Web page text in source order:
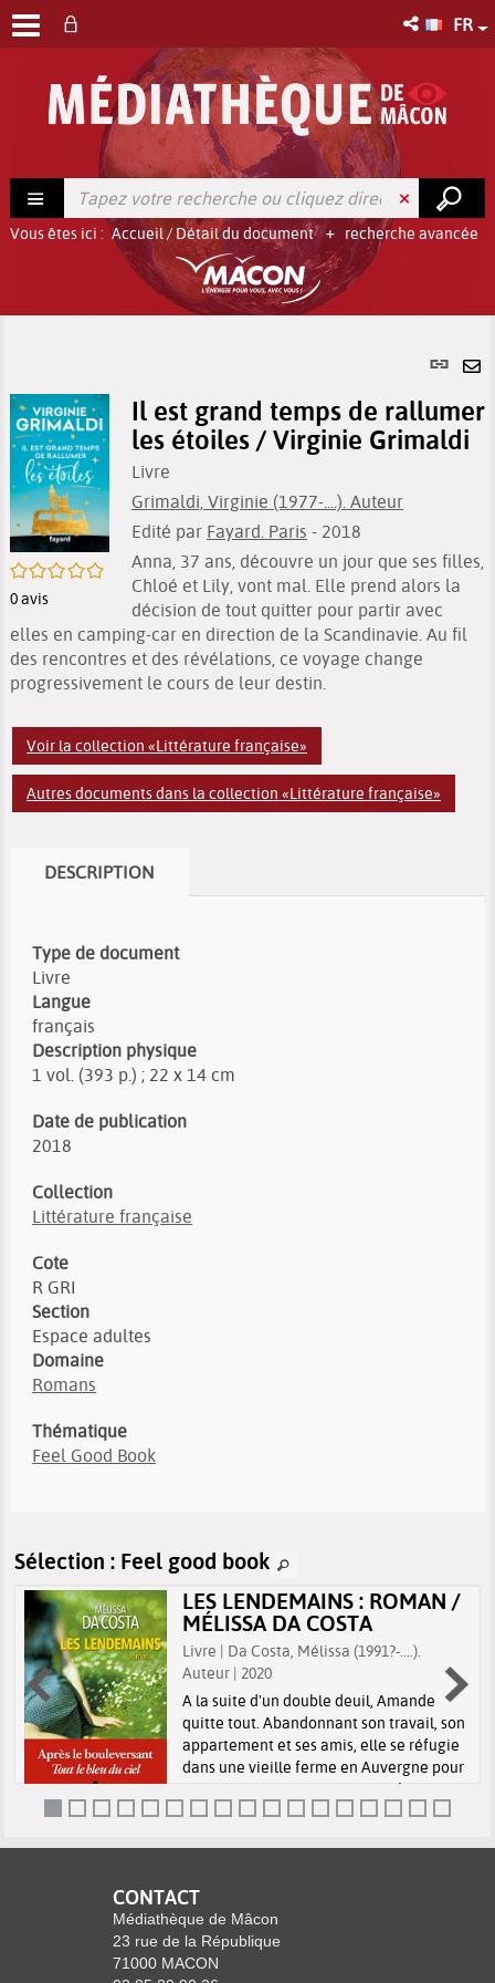
FR
recherche avancée
Vous êtes ici : Accueil/ Détail du document
Lien
/5
0avis
Il est grand temps de rallumer
les étoiles / Virginie Grimaldi
Livre
Grimaldi, Virginie (1977-....). Auteur
Edité par Fayard. Paris - 2018
Anna, 37 ans, découvre un jour que ses filles,
Chloé et Lily, vont mal. Elle prend alors la
décision de tout quitter pour partir avec
elles en camping-car en direction de la Scandinavie. Au fil
des rencontres et des révélations, ce voyage change
progressivement le cours de leur destin.
Voir la collection «Littérature française»
Autres documents dans la collection «Littérature française»
DESCRIPTION
Type de document
Livre
Langue
français
Description physique
1 vol. (393 p.) ; 22 x 14 cm
Date de publication
2018
Collection
Littérature française
Cote
R GRI
Section
Espace adultes
Domaine
Romans
Thématique
Feel Good Book
Sélection : Feel good book
LES LENDEMAINS : ROMAN /
MÉLISSA DA COSTA
Livre | Da Costa, Mélissa (1991?-....).
Auteur | 2020
A la suite d'un double deuil, Amande
quitte tout. Abandonnant son travail, son
appartement et ses amis, elle se réfugie
dans une vieille ferme en Auvergne pour
vivre seule et pleinement son chagrin.
Mais dans sa nouvelle maison, e...
CONTACT
Médiathèque de Mâcon
23 rue de la République
71000 MACON